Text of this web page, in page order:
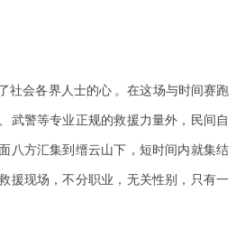
社会各界人士的心 。在这场与时间赛跑
武警等专业正规的救援力量外，民间自
八方汇集到缙云山下，短时间内就集结
援现场，不分职业，无关性别，只有一